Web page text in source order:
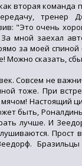
вторая команда
тренер
"Это очень
мной заехал
за моей
Можно сказать,
Совсем не
тоже. При
Настоящий
быть,
лучше. И
Прост